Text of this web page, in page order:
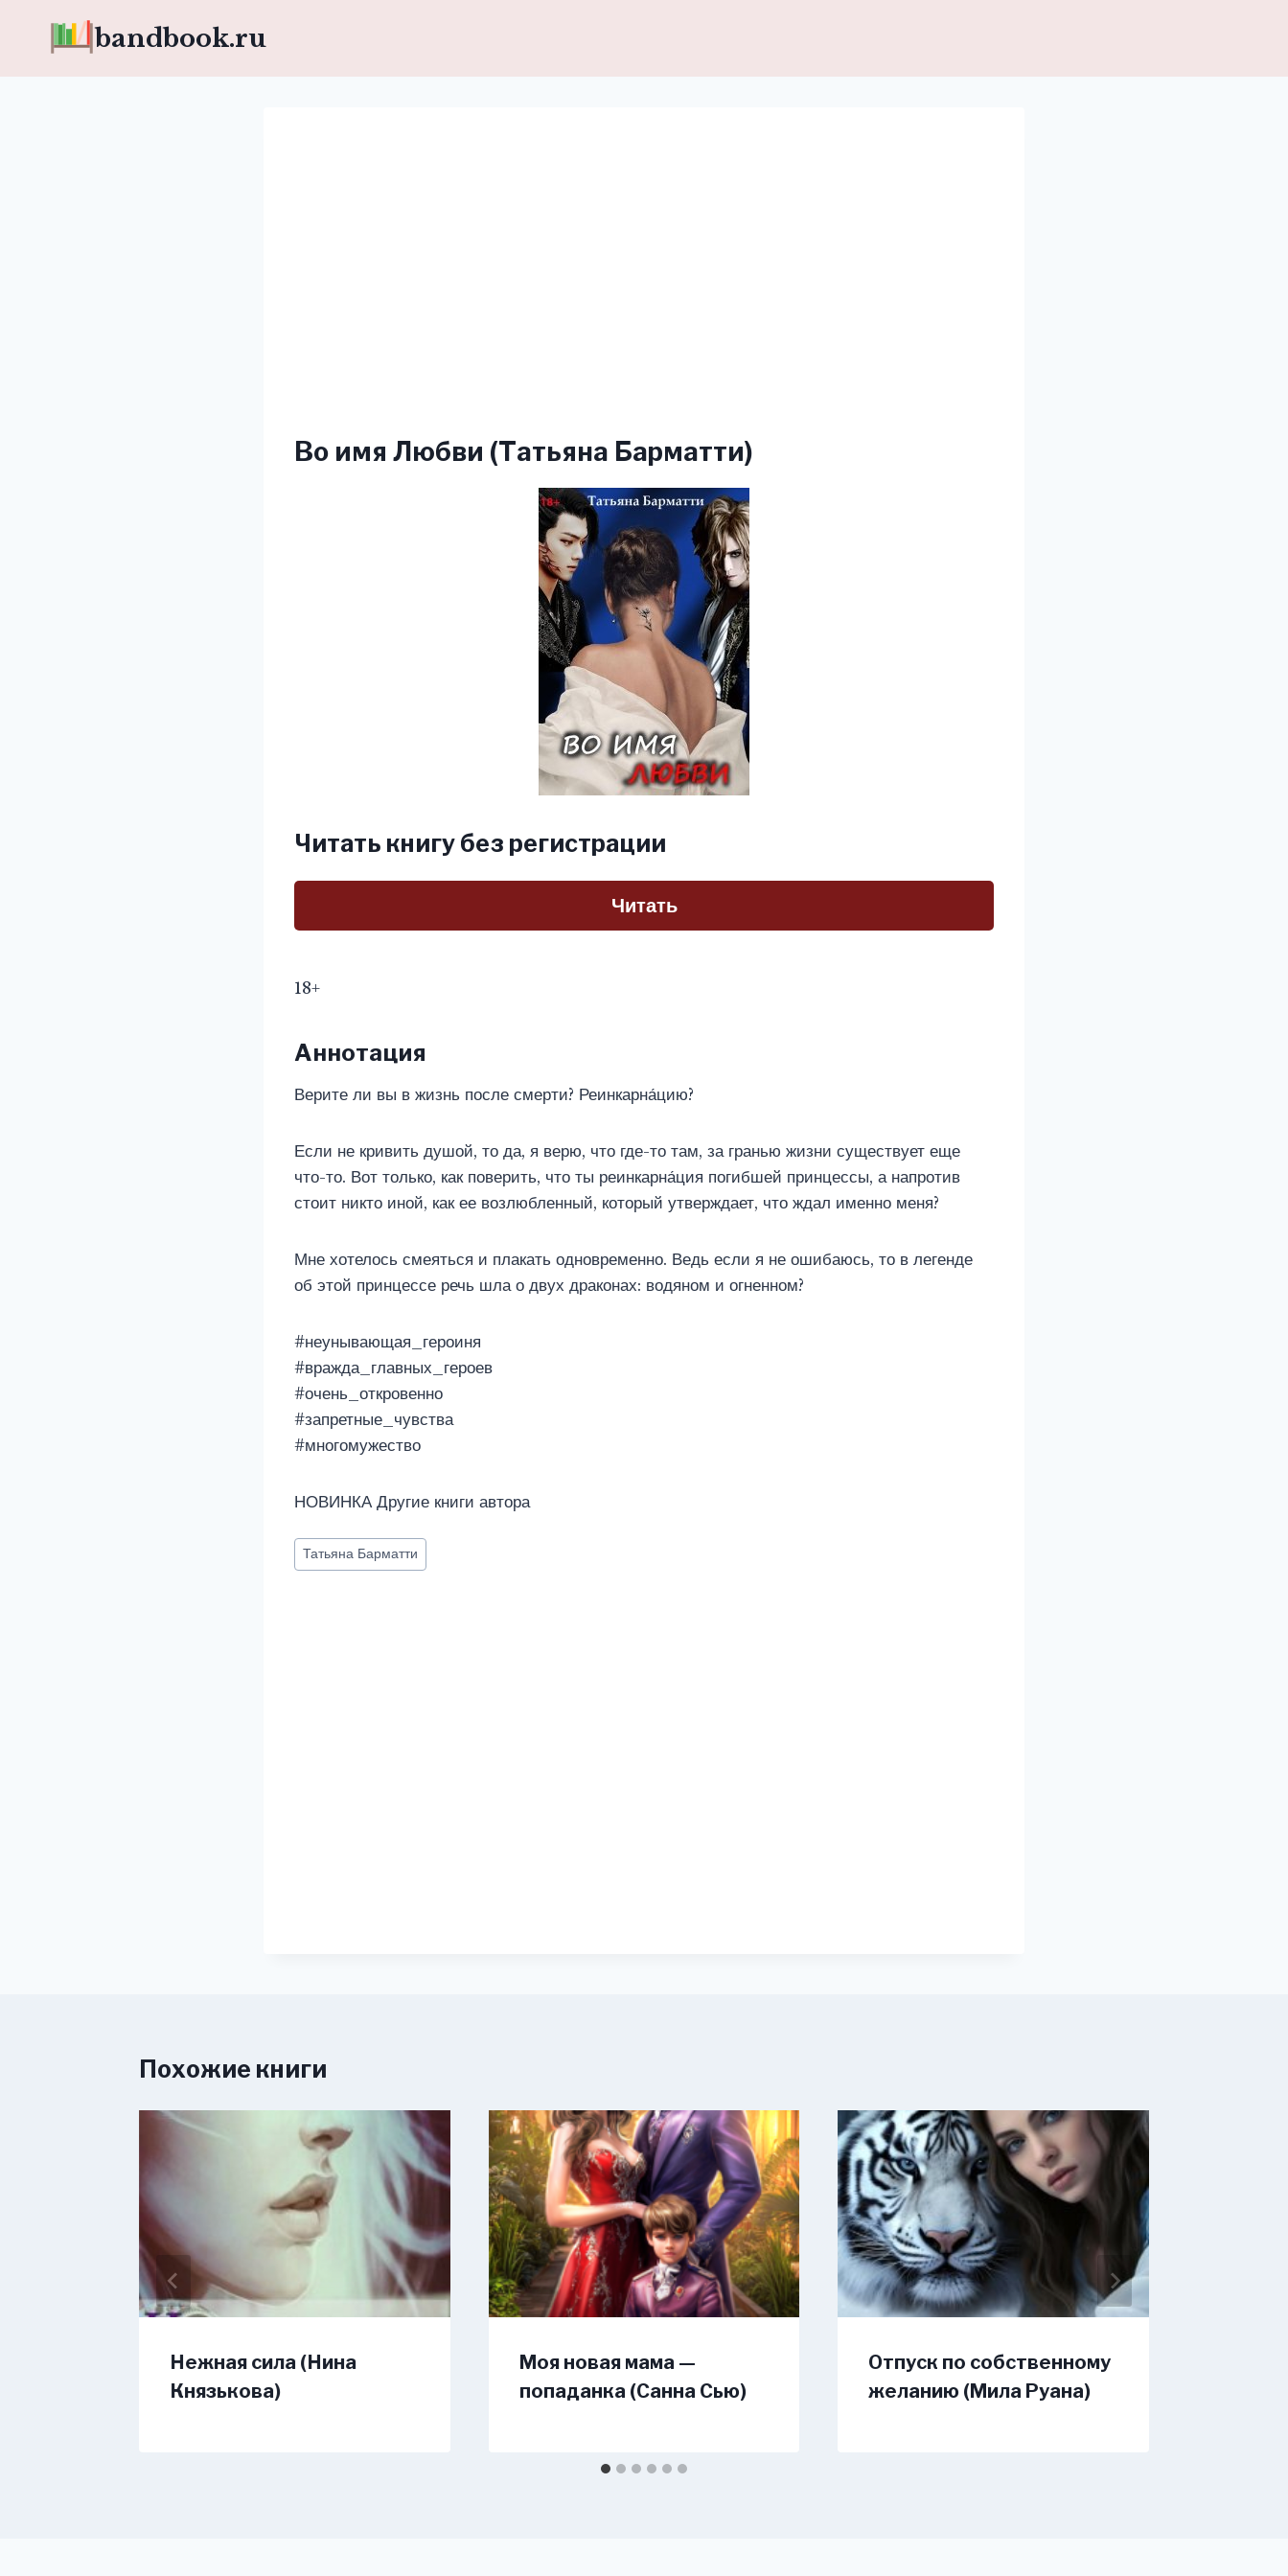
bandbook.ru
Во имя Любви (Татьяна Барматти)
Читать книгу без регистрации
Читать
18+
Аннотация
Верите ли вы в жизнь после смерти? Реинкарна́цию?
Если не кривить душой, то да, я верю, что где-то там, за гранью жизни существует еще
что-то. Вот только, как поверить, что ты реинкарна́ция погибшей принцессы, а напротив
стоит никто иной, как ее возлюбленный, который утверждает, что ждал именно меня?
Мне хотелось смеяться и плакать одновременно. Ведь если я не ошибаюсь, то в легенде
об этой принцессе речь шла о двух драконах: водяном и огненном?
#неунывающая_героиня
#вражда_главных_героев
#очень_откровенно
#запретные_чувства
#многомужество
НОВИНКА Другие книги автора
Метки
записи:
Татьяна Барматти
Похожие книги
Нежная сила (Нина
Князькова)
Моя новая мама —
попаданка (Санна Сью)
Отпуск по собственному
желанию (Мила Руана)